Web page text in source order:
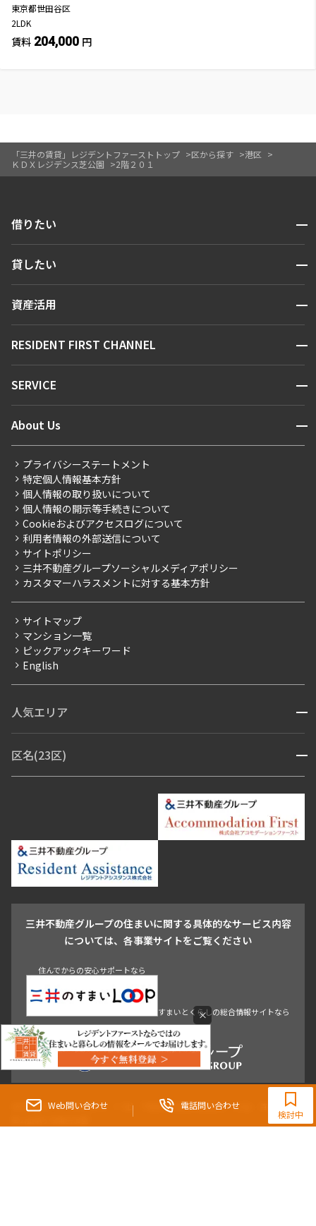
Web問い合わせ 電話問い合わせ
0120-321-364
9:30~18:00（水曜定休）
検討中
「三井の賃貸」レジデントファーストトップ 区から探す
港区
ＫＤＸレジデンス芝公園
2階２０１
東京都世田谷区
2LDK
賃料 204,000 円
借りたい 開閉
人気エリアから探す
新着情報から探す
新着募集情報
こだわりから探す
こだわり一覧
プレミアムマンション
新築
当社限定（港区・渋谷区）
当社限定（港区・渋谷区以外）
三井不動産企画
賃料改定
フリーレント
ペット可
ブランドマンション
貸したい 開閉
お問い合わせ
資産活用 開閉
お問い合わせ
RESIDENT FIRST CHANNEL 開閉
マンションレポート
住まいのコラム
SERVICE 開閉
会員ページ
ご入居・提携サービス
お部屋探しからご契約まで
よくあるご質問
社宅紹介
【仲介会社様向け】当社仲介事業部取り扱い物件入居申込
About Us 開閉
会社情報
事業案内
採用情報
ニュースリリース
お問い合わせ
プライバシーステートメント
特定個人情報基本方針
個人情報の取り扱いについて
個人情報の開示等手続きについて
Cookieおよびアクセスログについて
利用者情報の外部送信について
サイトポリシー
三井不動産グループソーシャルメディアポリシー
カスタマーハラスメントに対する基本方針
サイトマップ
マンション一覧
ピックアックキーワード
English
人気エリア 開閉
青山・表参道・原宿
市ヶ谷・神楽坂・飯田橋
三田・芝・浜松町
月島・勝どき・豊洲
本郷・春日・小石川
新宿・代々木
目白・高田馬場・早稲田
中野・荻窪
池尻大橋・三軒茶屋
祐天寺・学芸大学・自由が丘
駒沢・用賀・二子玉川
成城・砧
青山 渋谷 東京・大手町 新宿 品川
目黒・中目黒
区名(23区) 開閉
江東区 台東区 墨田区
中野区
練馬区 荒川区
足立区
葛飾区
江戸川区
三井不動産グループの住まいに関する具体的なサービス内容
については、各事業サイトをご覧ください
住んでからの安心サポートなら
すまいとくらしの総合情報サイトなら
東京都知事（3）第96482号 （一社） 不動産流通経営協会会員 （公社） 首都圏不動
×